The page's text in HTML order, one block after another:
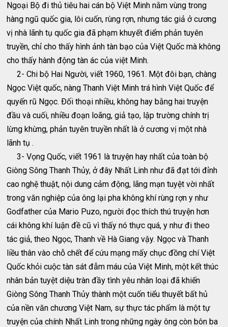
Ngoại Bộ đi thủ tiêu hai cán bộ Việt Minh nằm vùng trong
hàng ngũ quốc gia, lôi cuốn, rùng rợn, nhưng tác giả ở cương
vị nhà lãnh tụ quốc gia đã phạm khuyết điểm phản tuyên
truyền, chỉ cho thấy hình ảnh tàn bạo của Việt Quốc mà không
cho thấy hành động tàn ác của việt Minh.
2- Chi bộ Hai Người, viết 1960, 1961. Một đôi bạn, chàng
Ngọc Việt quốc, nàng Thanh Việt Minh trá hình Việt Quốc để
quyến rũ Ngọc. Ðối thoại nhiều, không hay bằng hai truyện
đầu và cuối, nhiều đoạn loãng, giả tạo, lập trường chính trị
lừng khừng, phản tuyên truyền nhất là ở cương vị một nhà
lãnh tụ .
3- Vọng Quốc, viết 1961 là truyện hay nhất của toàn bộ
Giòng Sông Thanh Thủy, ở đây Nhất Linh như đã đạt tới đỉnh
cao nghệ thuật, nội dung cảm động, lãng mạn tuyệt vời nhất
trong văn nghiệp của ông lại pha không khí rùng rợn y như
Godfather của Mario Puzo, người đọc thích thú truyện hơn
cái không khí luận đề cũ vì thấy nó thực quá, y như đi theo
tác giả, theo Ngọc, Thanh về Hà Giang vậy. Ngọc và Thanh
liều thân vào chỗ chết để cứu mạng mấy chục đồng chí Việt
Quốc khỏi cuộc tàn sát đẫm máu của Việt Minh, một kết thúc
nhân bản tuyệt diệu tràn đầy tình yêu nhân loại đã khiến
Giòng Sông Thanh Thủy thành một cuốn tiểu thuyết bất hủ
của nền văn chương Việt Nam, sự thực tác phẩm là một tự
truyện của chính Nhất Linh trong những ngày ông còn bôn ba